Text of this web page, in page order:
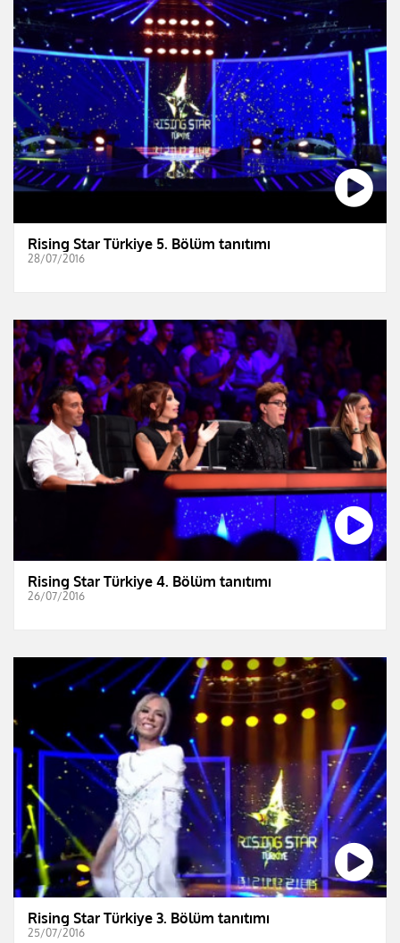
Rising Star Türkiye 5. Bölüm tanıtımı
28/07/2016
Rising Star Türkiye 4. Bölüm tanıtımı
26/07/2016
Rising Star Türkiye 3. Bölüm tanıtımı
25/07/2016